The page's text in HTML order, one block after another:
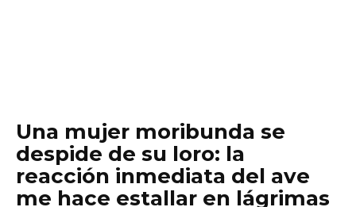
Una mujer moribunda se
despide de su loro: la
reacción inmediata del ave
me hace estallar en lágrimas